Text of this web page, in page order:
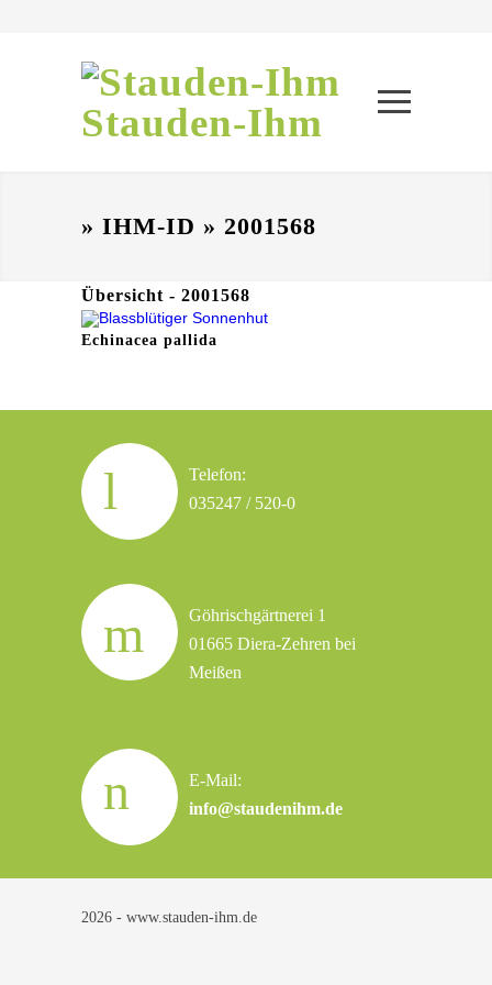
Stauden-Ihm
» IHM-ID » 2001568
Übersicht - 2001568
Echinacea pallida
Telefon:
035247 / 520-0
Göhrischgärtnerei 1
01665 Diera-Zehren bei
Meißen
E-Mail:
info@staudenihm.de
2026 - www.stauden-ihm.de